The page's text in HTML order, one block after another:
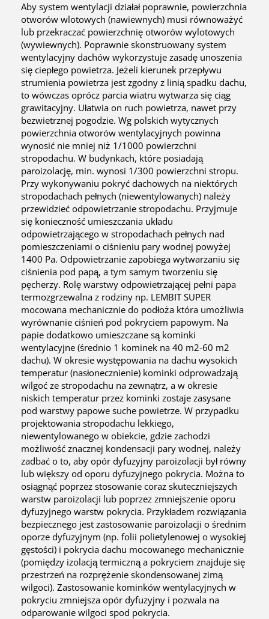
Aby system wentylacji działał poprawnie, powierzchnia
otworów wlotowych (nawiewnych) musi równoważyć
lub przekraczać powierzchnię otworów wylotowych
(wywiewnych). Poprawnie skonstruowany system
wentylacyjny dachów wykorzystuje zasadę unoszenia
się ciepłego powietrza. Jeżeli kierunek przepływu
strumienia powietrza jest zgodny z linią spadku dachu,
to wówczas oprócz parcia wiatru wytwarza się ciąg
grawitacyjny. Ułatwia on ruch powietrza, nawet przy
bezwietrznej pogodzie. Wg polskich wytycznych
powierzchnia otworów wentylacyjnych powinna
wynosić nie mniej niż 1/1000 powierzchni
stropodachu. W budynkach, które posiadają
paroizolację, min. wynosi 1/300 powierzchni stropu.
Przy wykonywaniu pokryć dachowych na niektórych
stropodachach pełnych (niewentylowanych) należy
przewidzieć odpowietrzanie stropodachu. Przyjmuje
się konieczność umieszczania układu
odpowietrzającego w stropodachach pełnych nad
pomieszczeniami o ciśnieniu pary wodnej powyżej
1400 Pa. Odpowietrzanie zapobiega wytwarzaniu się
ciśnienia pod papą, a tym samym tworzeniu się
pęcherzy. Rolę warstwy odpowietrzającej pełni papa
termozgrzewalna z rodziny np. LEMBIT SUPER
mocowana mechanicznie do podłoża która umożliwia
wyrównanie ciśnień pod pokryciem papowym. Na
papie dodatkowo umieszczane są kominki
wentylacyjne (średnio 1 kominek na 40 m2-60 m2
dachu). W okresie występowania na dachu wysokich
temperatur (nasłonecznienie) kominki odprowadzają
wilgoć ze stropodachu na zewnątrz, a w okresie
niskich temperatur przez kominki zostaje zasysane
pod warstwy papowe suche powietrze. W przypadku
projektowania stropodachu lekkiego,
niewentylowanego w obiekcie, gdzie zachodzi
możliwość znacznej kondensacji pary wodnej, należy
zadbać o to, aby opór dyfuzyjny paroizolacji był równy
lub większy od oporu dyfuzyjnego pokrycia. Można to
osiągnąć poprzez stosowanie coraz skuteczniejszych
warstw paroizolacji lub poprzez zmniejszenie oporu
dyfuzyjnego warstw pokrycia. Przykładem rozwiązania
bezpiecznego jest zastosowanie paroizolacji o średnim
oporze dyfuzyjnym (np. folii polietylenowej o wysokiej
gęstości) i pokrycia dachu mocowanego mechanicznie
(pomiędzy izolacją termiczną a pokryciem znajduje się
przestrzeń na rozprężenie skondensowanej zimą
wilgoci). Zastosowanie kominków wentylacyjnych w
pokryciu zmniejsza opór dyfuzyjny i pozwala na
odparowanie wilgoci spod pokrycia.